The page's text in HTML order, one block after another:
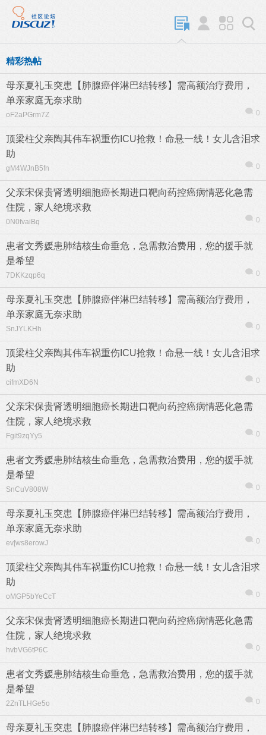
搜索
版块
用户
热帖
精彩热帖
母亲夏礼玉突患【肺腺癌伴淋巴结转移】需高额治疗费用，
单亲家庭无奈求助
oF2aPGrm7Z 0
顶梁柱父亲陶其伟车祸重伤ICU抢救！命悬一线！女儿含泪求
助
gM4WJnB5fn 0
父亲宋保贵肾透明细胞癌长期进口靶向药控癌病情恶化急需
住院，家人绝境求救
0N0fvaiBq 0
患者文秀媛患肺结核生命垂危，急需救治费用，您的援手就
是希望
7DKKzqp6q 0
母亲夏礼玉突患【肺腺癌伴淋巴结转移】需高额治疗费用，
单亲家庭无奈求助
SnJYLKHh 0
顶梁柱父亲陶其伟车祸重伤ICU抢救！命悬一线！女儿含泪求
助
cifmXD6N 0
父亲宋保贵肾透明细胞癌长期进口靶向药控癌病情恶化急需
住院，家人绝境求救
Fgit9zqYy5 0
患者文秀媛患肺结核生命垂危，急需救治费用，您的援手就
是希望
SnCuV808W 0
母亲夏礼玉突患【肺腺癌伴淋巴结转移】需高额治疗费用，
单亲家庭无奈求助
ev[ws8erowJ 0
顶梁柱父亲陶其伟车祸重伤ICU抢救！命悬一线！女儿含泪求
助
oMGP5bYeCcT 0
父亲宋保贵肾透明细胞癌长期进口靶向药控癌病情恶化急需
住院，家人绝境求救
hvbVG6tP6C 0
患者文秀媛患肺结核生命垂危，急需救治费用，您的援手就
是希望
2ZnTLHGe5o 0
母亲夏礼玉突患【肺腺癌伴淋巴结转移】需高额治疗费用，